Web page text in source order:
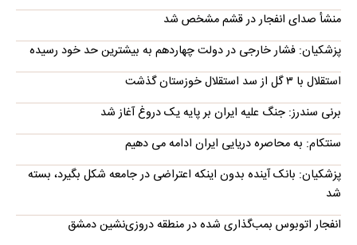
منشأ صدای انفجار در قشم مشخص شد
پزشکیان: فشار خارجی در دولت چهاردهم به بیشترین حد خود رسیده
استقلال با ۳ گل از سد استقلال خوزستان گذشت
برنی سندرز: جنگ علیه ایران بر پایه یک دروغ آغاز شد
سنتکام: به محاصره دریایی ایران ادامه می دهیم
پزشکیان: بانک آینده بدون اینکه اعتراضی در جامعه شکل بگیرد، بسته
شد
انفجار اتوبوس بمب‌گذاری شده در منطقه دروزی‌نشین دمشق